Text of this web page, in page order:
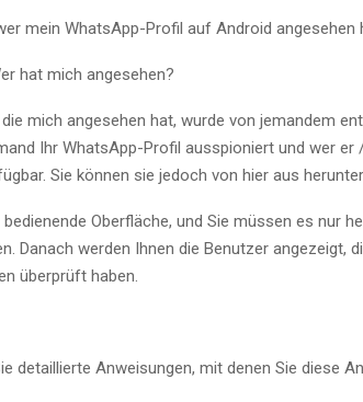
mein WhatsApp-Profil auf Android angesehen
hat mich angesehen?
mich angesehen hat, wurde von jemandem
Ihr WhatsApp-Profil ausspioniert und wer
Sie können sie jedoch von hier aus
Oberfläche, und Sie müssen es nur
Danach werden Ihnen die Benutzer angezeigt,
überprüft haben.
detaillierte Anweisungen, mit denen Sie diese